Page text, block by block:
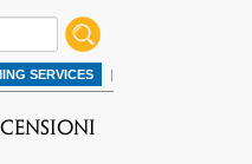
SERVICES |